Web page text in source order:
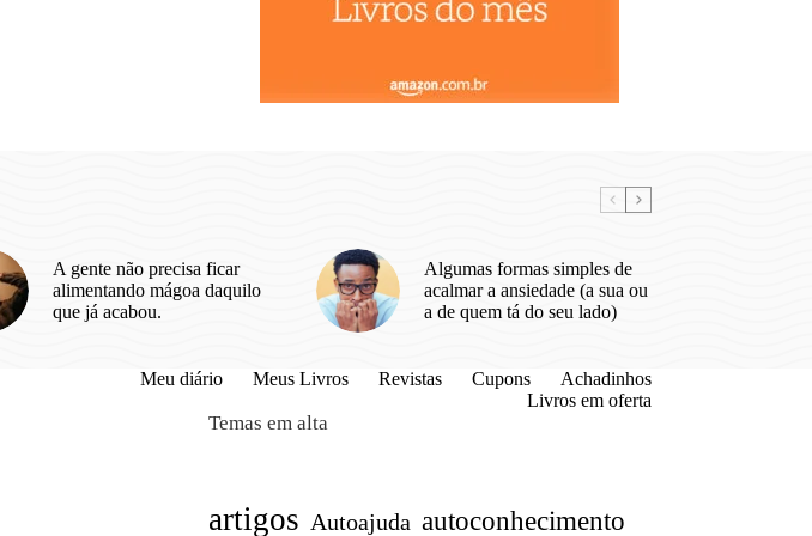
A gente não precisa ficar
alimentando mágoa daquilo
que já acabou.
Algumas formas simples de
acalmar a ansiedade (a sua ou
a de quem tá do seu lado)
Meu diário Meus Livros Revistas Cupons
Achadinhos
Livros em oferta
Temas em alta
artigos Autoajuda autoconhecimento